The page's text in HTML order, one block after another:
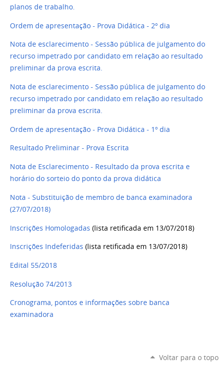
planos de trabalho.
Ordem de apresentação - Prova Didática - 2º dia
Nota de esclarecimento - Sessão pública de julgamento do
recurso impetrado por candidato em relação ao resultado
preliminar da prova escrita.
Nota de esclarecimento - Sessão pública de julgamento do
recurso impetrado por candidato em relação ao resultado
preliminar da prova escrita.
Ordem de apresentação - Prova Didática - 1º dia
Resultado Preliminar - Prova Escrita
Nota de Esclarecimento - Resultado da prova escrita e
horário do sorteio do ponto da prova didática
Nota - Substituição de membro de banca examinadora
(27/07/2018)
Inscrições Homologadas (lista retificada em 13/07/2018)
Inscrições Indeferidas (lista retificada em 13/07/2018)
Edital 55/2018
Resolução 74/2013
Cronograma, pontos e informações sobre banca
examinadora
Voltar para o topo